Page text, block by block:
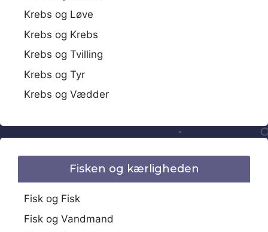
Krebs og Løve
Krebs og Krebs
Krebs og Tvilling
Krebs og Tyr
Krebs og Vædder
Fisken og kærligheden
Fisk og Fisk
Fisk og Vandmand